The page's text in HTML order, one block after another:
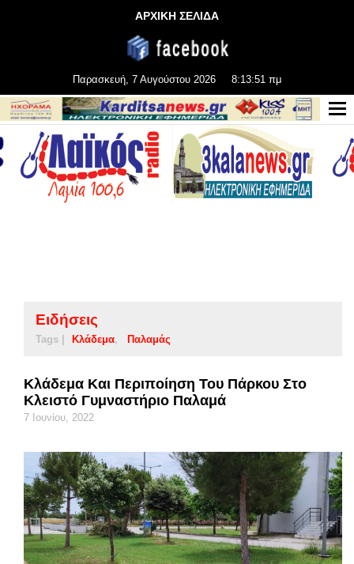
ΑΡΧΙΚΗ ΣΕΛΙΔΑ
Παρασκευή, 7 Αυγούστου 2026 8:13:51 πμ
Ειδήσεις
Tags | Κλάδεμα Παλαμάς
Κλάδεμα Και Περιποίηση Του Πάρκου Στο
Κλειστό Γυμναστήριο Παλαμά
7 Ιουνίου, 2022